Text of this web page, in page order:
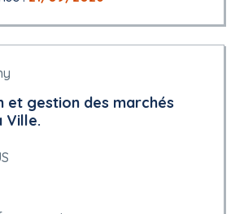
et gestion des marchés
Ville.